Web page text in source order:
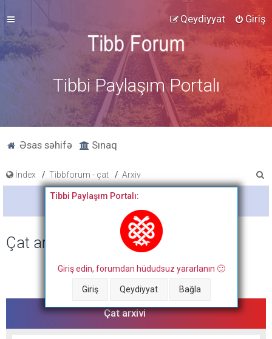
Giriş
Qeydiyyat
Tibbi Paylaşım Portalı
Əsas səhifə Sınaq
İndex Tibbforum - çat Arxiv
Bitdi
Tibbi Paylaşım Portalı:
Giriş edin, forumdan hüdudsuz yararlanın 🙂
Giriş Qeydiyyat Bağla
Çat arxivi
Cəmi mesajlar:0•1. səhifə (Cəmi1 səhifə)
Çat arxivi